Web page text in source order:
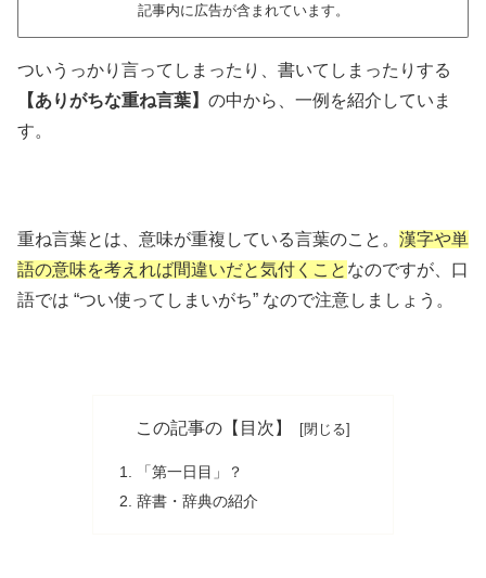
記事内に広告が含まれています。
ついうっかり言ってしまったり、書いてしまったりする
【ありがちな重ね言葉】 の中から、一例を紹介していま
す。
重ね言葉とは、意味が重複している言葉のこと。 漢字や単
語の意味を考えれば間違いだと気付くこと なのですが、口
語では “つい使ってしまいがち” なので注意しましょう。
この記事の【目次】
「第一日目」？
辞書・辞典の紹介